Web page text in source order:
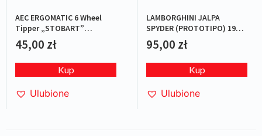
AEC ERGOMATIC 6 Wheel
Tipper „STOBART”
Green/Red
45,00 zł
Kup
Ulubione
LAMBORGHINI JALPA
SPYDER (PROTOTIPO) 1987
BLUE L.E.1/1000
95,00 zł
Kup
Ulubione